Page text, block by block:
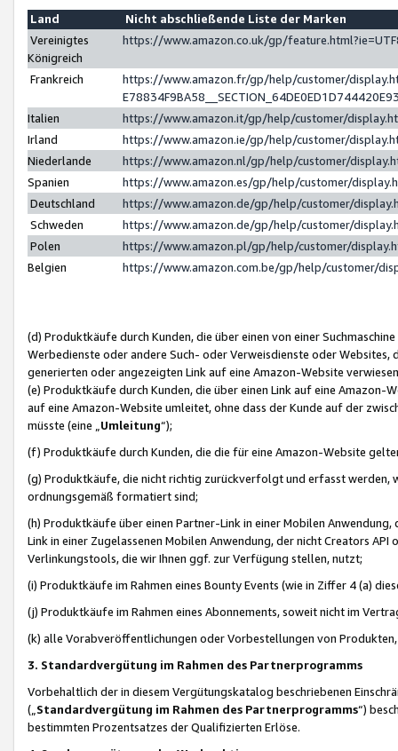
Land
Nicht abschließende Liste der Marken
Vereinigtes
Königreich
https://www.amazon.co.uk/gp/
Frankreich
https://www.amazon.fr/gp/help/customer/
Italien
https://www.amazon.it/gp/help/customer/
Irland
https://www.amazon.ie/gp/help/customer/
Niederlande
https://www.amazon.nl/gp/help/customer/
Spanien
https://www.amazon.es/gp/help/customer/
Deutschland
https://www.amazon.de/gp/help/customer/
Schweden
https://www.amazon.de/gp/help/customer/
Polen
https://www.amazon.pl/gp/help/customer/
Belgien
https://www.amazon.com.be/gp/help/customer/
(d) Produktkäufe durch Kunden, die über einen von einer
Werbedienste oder andere Such- oder Verweisdienste oder Websites,
generierten oder angezeigten Link auf eine Amazon-Website
(e) Produktkäufe durch Kunden, die über einen Link auf eine
auf eine Amazon-Website umleitet, ohne dass der Kunde auf der
müsste (eine „ Umleitung“);
(f) Produktkäufe durch Kunden, die die für eine Amazon-Website
(g) Produktkäufe, die nicht richtig zurückverfolgt und erfasst werden,
ordnungsgemäß formatiert sind;
(h) Produktkäufe über einen Partner-Link in einer Mobilen
Link in einer Zugelassenen Mobilen Anwendung, der nicht Creators
Verlinkungstools, die wir Ihnen ggf. zur Verfügung stellen, nutzt;
(i) Produktkäufe im Rahmen eines Bounty Events (wie in Ziffer 4 (a)
(j) Produktkäufe im Rahmen eines Abonnements, soweit nicht im
(k) alle Vorabveröffentlichungen oder Vorbestellungen von
3. Standardvergütung im Rahmen des Partnerprogramms
Vorbehaltlich der in diesem Vergütungskatalog beschriebenen
(„ Standardvergütung im Rahmen des Partnerprogramms“)
bestimmten Prozentsatzes der Qualifizierten Erlöse.